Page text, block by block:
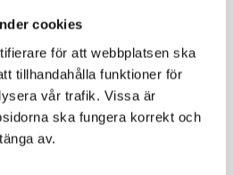
cookies
för att webbplatsen ska
tillhandahålla funktioner för
vår trafik. Vissa är
ska fungera korrekt och
av.
kemi och fysik, och som
Karin. Sedan blev jag docent
inriktning mot
doktorsavhandling om
Chalmers. Efter det har jag